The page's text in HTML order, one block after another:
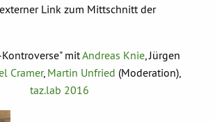
Link zum Mittschnitt der
mitAndreas Knie, Jürgen
Cramer, Martin Unfried (Moderation),
taz.lab 2016